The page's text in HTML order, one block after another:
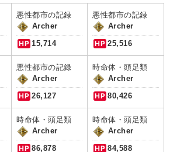
悪性都市の記録
Archer
HP 15,714
悪性都市の記録
Archer
HP 25,516
悪性都市の記録
Archer
HP 26,127
時命体・頭足類
Archer
HP 80,426
時命体・頭足類
Archer
HP 86,878
時命体・頭足類
Archer
HP 84,588